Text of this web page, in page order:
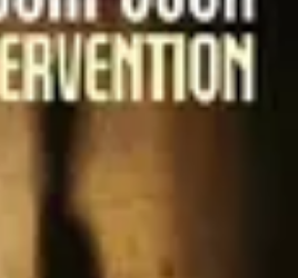
CommunsComparatifsOutillage